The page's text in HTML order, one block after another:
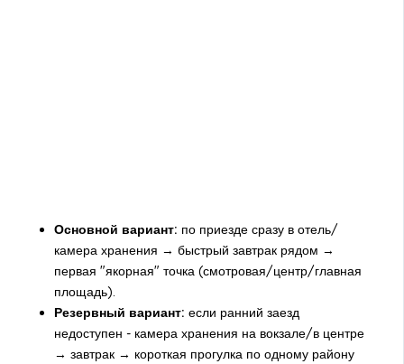
Основной вариант: по приезде сразу в отель/
камера хранения → быстрый завтрак рядом →
первая "якорная" точка (смотровая/центр/главная
площадь).
Резервный вариант: если ранний заезд
недоступен - камера хранения на вокзале/в центре
→ завтрак → короткая прогулка по одному району